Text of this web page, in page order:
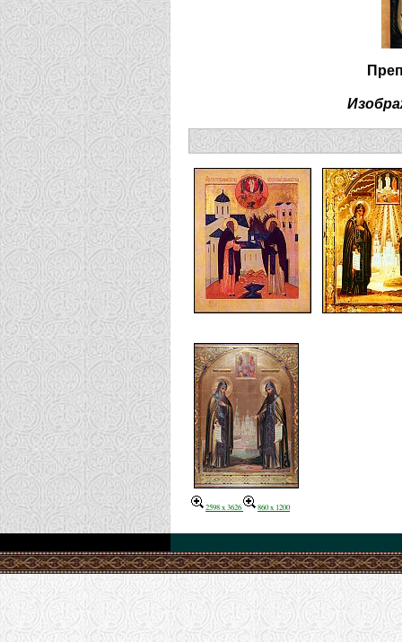
2598 x 3626 860 x 1200